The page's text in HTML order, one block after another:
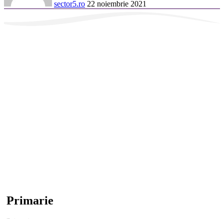
sector5.ro 22 noiembrie 2021
Primarie